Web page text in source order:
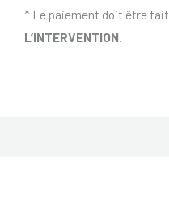
* Le paiement doit être fait
L’INTERVENTION